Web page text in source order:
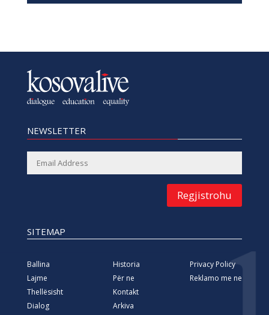
NEWSLETTER
Regjistrohu
SITEMAP
Ballina
Lajme
Thellësisht
Dialog
Historia
Për ne
Kontakt
Arkiva
Privacy Policy
Reklamo me ne